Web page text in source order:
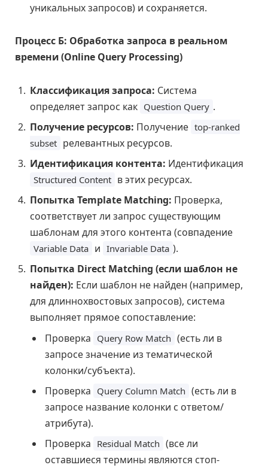
уникальных запросов) и сохраняется.
Процесс Б: Обработка запроса в реальном
времени (Online Query Processing)
Классификация запроса: Система
определяет запрос как Question Query .
Получение ресурсов: Получение top-ranked
subset релевантных ресурсов.
Идентификация контента: Идентификация
Structured Content в этих ресурсах.
Попытка Template Matching: Проверка,
соответствует ли запрос существующим
шаблонам для этого контента (совпадение
Variable Data и Invariable Data ).
Попытка Direct Matching (если шаблон не
найден): Если шаблон не найден (например,
для длиннохвостовых запросов), система
выполняет прямое сопоставление:
Проверка Query Row Match (есть ли в
запросе значение из тематической
колонки/субъекта).
Проверка Query Column Match (есть ли в
запросе название колонки с ответом/
атрибута).
Проверка Residual Match (все ли
оставшиеся термины являются стоп-